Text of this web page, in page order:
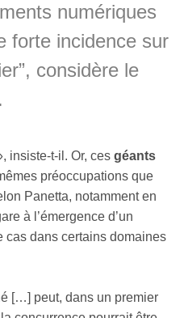
numériques
forte incidence sur
considère le
insiste-t-il. Or, ces géants
préoccupations que
Panetta, notamment en
à l’émergence d’un
cas dans certains domaines
[…] peut, dans un premier